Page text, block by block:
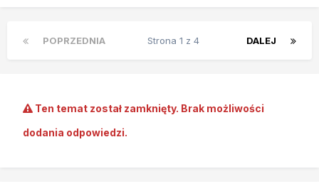
POPRZEDNIA DALEJ
Strona 1 z 4
Ten temat został zamknięty. Brak możliwości
dodania odpowiedzi.